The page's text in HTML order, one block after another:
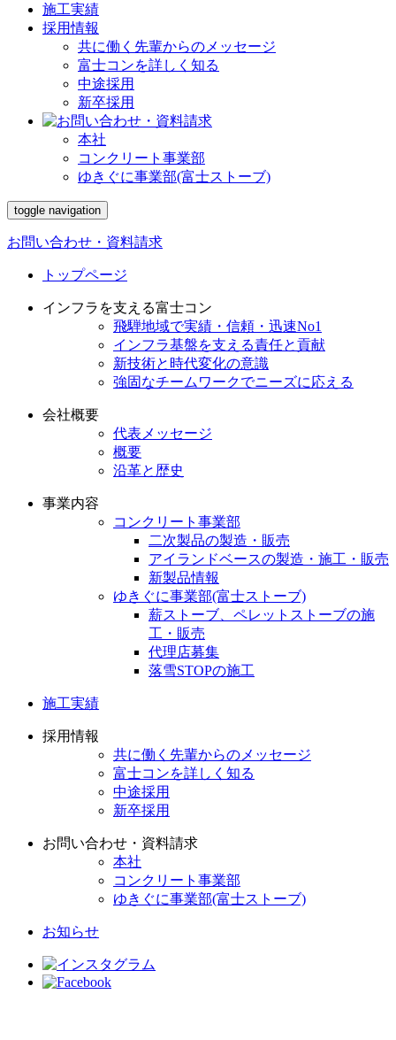
施工実績
採用情報
共に働く先輩からのメッセージ
富士コンを詳しく知る
中途採用
新卒採用
本社
コンクリート事業部
ゆきぐに事業部(富士ストーブ)
toggle navigation
お問い合わせ・資料請求
トップページ
インフラを支える富士コン
飛騨地域で実績・信頼・迅速No1
インフラ基盤を支える責任と貢献
新技術と時代変化の意識
強固なチームワークでニーズに応える
会社概要
代表メッセージ
概要
沿革と歴史
事業内容
コンクリート事業部
二次製品の製造・販売
アイランドベースの製造・施工・販売
新製品情報
ゆきぐに事業部(富士ストーブ)
薪ストーブ、ペレットストーブの施
工・販売
代理店募集
落雪STOPの施工
施工実績
採用情報
共に働く先輩からのメッセージ
富士コンを詳しく知る
中途採用
新卒採用
お問い合わせ・資料請求
本社
コンクリート事業部
ゆきぐに事業部(富士ストーブ)
お知らせ